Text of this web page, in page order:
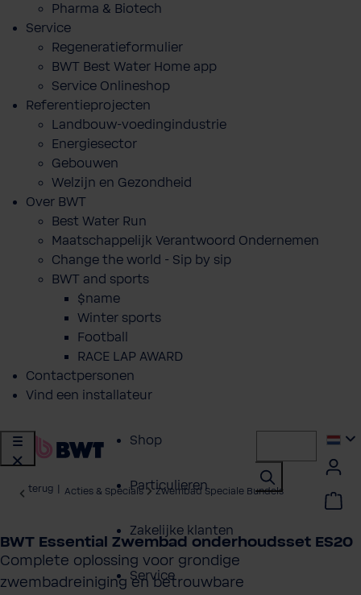
Pharma & Biotech
Service
Regeneratieformulier
BWT Best Water Home app
Service Onlineshop
Referentieprojecten
Landbouw-voedingindustrie
Energiesector
Gebouwen
Welzijn en Gezondheid
Over BWT
Best Water Run
Maatschappelijk Verantwoord Ondernemen
Change the world - Sip by sip
BWT and sports
$name
Winter sports
Football
RACE LAP AWARD
Contactpersonen
Vind een installateur
Shop
Particulieren
Zakelijke klanten
Service
terug Acties & Specials Zwembad Speciale Bundels
BWT Essential Zwembad onderhoudsset ES20
Complete oplossing voor grondige
zwembadreiniging en betrouwbare